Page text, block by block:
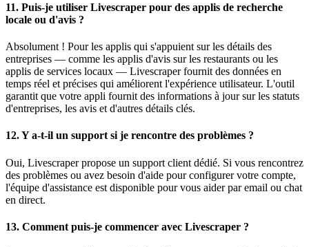
11. Puis-je utiliser Livescraper pour des applis de recherche
locale ou d'avis ?
Absolument ! Pour les applis qui s'appuient sur les détails des
entreprises — comme les applis d'avis sur les restaurants ou les
applis de services locaux — Livescraper fournit des données en
temps réel et précises qui améliorent l'expérience utilisateur. L'outil
garantit que votre appli fournit des informations à jour sur les statuts
d'entreprises, les avis et d'autres détails clés.
12.Y a-t-il un support si je rencontre des problèmes ?
Oui, Livescraper propose un support client dédié. Si vous rencontrez
des problèmes ou avez besoin d'aide pour configurer votre compte,
l'équipe d'assistance est disponible pour vous aider par email ou chat
en direct.
13. Comment puis-je commencer avec Livescraper ?